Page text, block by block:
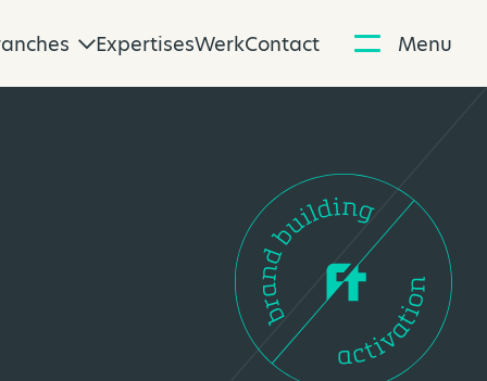
ExpertisesWerkContact Menu